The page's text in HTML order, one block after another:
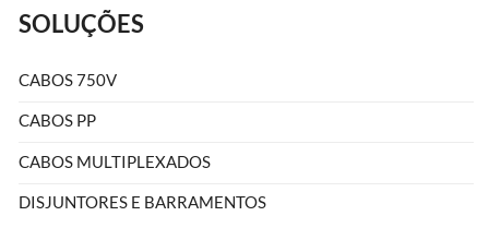
SOLUÇÕES
CABOS 750V
CABOS PP
CABOS MULTIPLEXADOS
DISJUNTORES E BARRAMENTOS